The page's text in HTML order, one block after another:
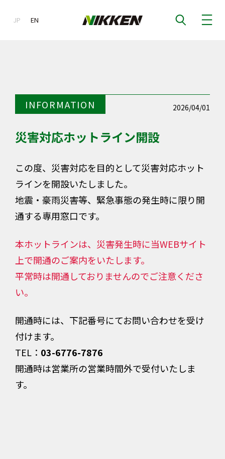
EN
JP EN
INFORMATION 2026/04/01
災害対応ホットライン開設
この度、災害対応を目的として災害対応ホット
ラインを開設いたしました。
地震・豪雨災害等、緊急事態の発生時に限り開
通する専用窓口です。
本ホットラインは、災害発生時に当WEBサイト
上で開通のご案内をいたします。
平常時は開通しておりませんのでご注意くださ
い。
開通時には、下記番号にてお問い合わせを受け
付けます。
TEL： 03-6776-7876
開通時は営業所の営業時間外で受付いたしま
す。